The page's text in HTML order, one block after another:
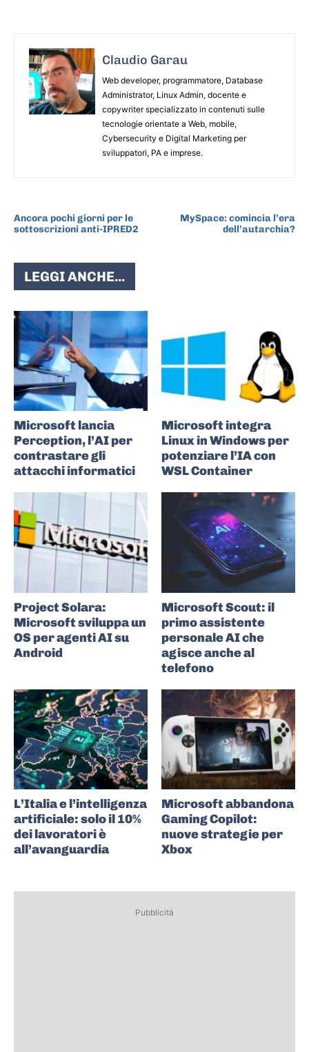
Claudio Garau
Web developer, programmatore, Database
Administrator, Linux Admin, docente e
copywriter specializzato in contenuti sulle
tecnologie orientate a Web, mobile,
Cybersecurity e Digital Marketing per
sviluppatori, PA e imprese.
Ancora pochi giorni per le
sottoscrizioni anti-IPRED2
MySpace: comincia l’era
dell’autarchia?
LEGGI ANCHE...
Microsoft lancia
Perception, l’AI per
contrastare gli
attacchi informatici
Microsoft integra
Linux in Windows per
potenziare l’IA con
WSL Container
Project Solara:
Microsoft sviluppa un
OS per agenti AI su
Android
Microsoft Scout: il
primo assistente
personale AI che
agisce anche al
telefono
L’Italia e l’intelligenza
artificiale: solo il 10%
dei lavoratori è
all’avanguardia
Microsoft abbandona
Gaming Copilot:
nuove strategie per
Xbox
Pubblicità